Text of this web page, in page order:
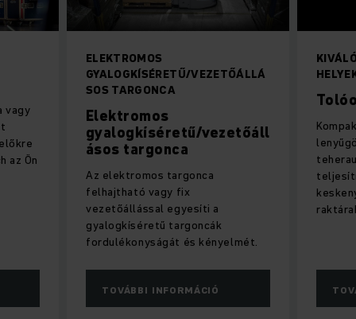
ELEKTROMOS
GYALOGKÍSÉRETŰ/VEZETŐÁLLÁ
SOS TARGONCA
Elektromos
gyalogkíséretű/vezetőáll
ásos targonca
Az elektromos targonca
felhajtható vagy fix
vezetőállással egyesíti a
gyalogkíséretű targoncák
fordulékonyságát és kényelmét.
TOVÁBBI INFORMÁCIÓ
vagy
az Ön